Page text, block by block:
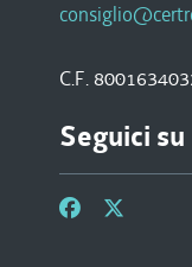
C.F.
Seguici su